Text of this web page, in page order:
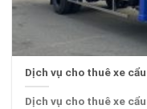
Dịch vụ cho thuê xe
Dịch vụ cho thuê xe